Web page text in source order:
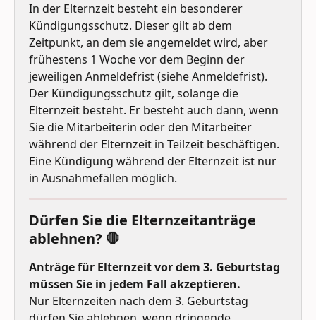
In der Elternzeit besteht ein besonderer
Kündigungsschutz. Dieser gilt ab dem
Zeitpunkt, an dem sie angemeldet wird, aber
frühestens 1 Woche vor dem Beginn der
jeweiligen Anmeldefrist (siehe Anmeldefrist).
Der Kündigungsschutz gilt, solange die
Elternzeit besteht. Er besteht auch dann, wenn
Sie die Mitarbeiterin oder den Mitarbeiter
während der Elternzeit in Teilzeit beschäftigen.
Eine Kündigung während der Elternzeit ist nur
in Ausnahmefällen möglich.
Dürfen Sie die Elternzeitanträge
ablehnen? 🛑
Anträge für Elternzeit vor dem 3. Geburtstag
müssen Sie in jedem Fall akzeptieren.
Nur Elternzeiten nach dem 3. Geburtstag